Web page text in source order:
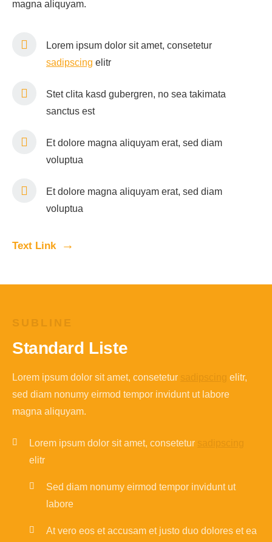
magna aliquyam.
Lorem ipsum dolor sit amet, consetetur
sadipscing elitr
Stet clita kasd gubergren, no sea takimata
sanctus est
Et dolore magna aliquyam erat, sed diam
voluptua
Et dolore magna aliquyam erat, sed diam
voluptua
Text Link
SUBLINE
Standard Liste
Lorem ipsum dolor sit amet, consetetur sadipscing
elitr,
sed diam nonumy eirmod tempor invidunt ut labore
magna aliquyam.
Lorem ipsum dolor sit amet, consetetur sadipscing
elitr
Sed diam nonumy eirmod tempor invidunt ut
labore
At vero eos et accusam et justo duo dolores et ea